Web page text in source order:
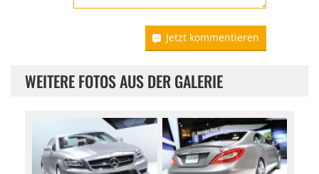
Jetzt kommentieren
WEITERE FOTOS AUS DER GALERIE